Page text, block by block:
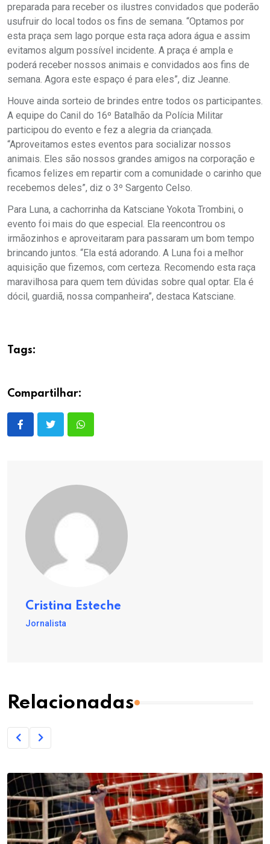
preparada para receber os ilustres convidados que poderão
usufruir do local todos os fins de semana. “Optamos por
esta praça sem lago porque esta raça adora água e assim
evitamos algum possível incidente. A praça é ampla e
poderá receber nossos animais e convidados aos fins de
semana. Agora este espaço é para eles”, diz Jeanne.
Houve ainda sorteio de brindes entre todos os participantes.
A equipe do Canil do 16º Batalhão da Polícia Militar
participou do evento e fez a alegria da criançada.
“Aproveitamos estes eventos para socializar nossos
animais. Eles são nossos grandes amigos na corporação e
ficamos felizes em repartir com a comunidade o carinho que
recebemos deles”, diz o 3º Sargento Celso.
Para Luna, a cachorrinha da Katsciane Yokota Trombini, o
evento foi mais do que especial. Ela reencontrou os
irmãozinhos e aproveitaram para passaram um bom tempo
brincando juntos. “Ela está adorando. A Luna foi a melhor
aquisição que fizemos, com certeza. Recomendo esta raça
maravilhosa para quem tem dúvidas sobre qual optar. Ela é
dócil, guardiã, nossa companheira”, destaca Katsciane.
Tags:
Compartilhar:
Cristina Esteche
Jornalista
Relacionadas